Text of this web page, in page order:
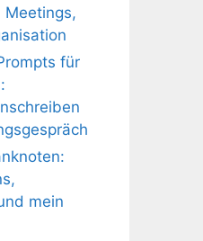
Meetings,
für
mein